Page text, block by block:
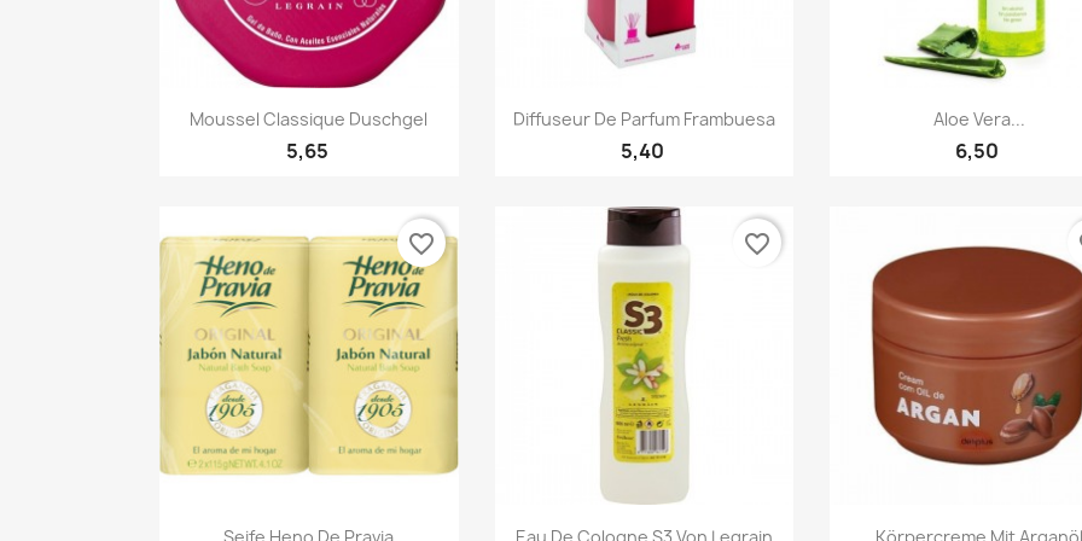
Quick view
Moussel Classique Duschgel
5,65
Quick view
Diffuseur De Parfum Frambuesa
5,40
Quick view
Aloe Vera...
6,50
Quick view
Seife Heno De Pravia
favorite_border
Quick view
Eau De Cologne S3 Von Legrain
favorite_border
Quick view
Körpercreme Mit Arganöl